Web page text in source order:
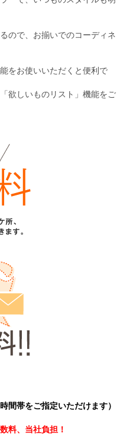
ので、お揃いでのコーディネ
をお使いいただくと便利で
欲しいものリスト」機能をご
間帯をご指定いただけます）
料、当社負担！